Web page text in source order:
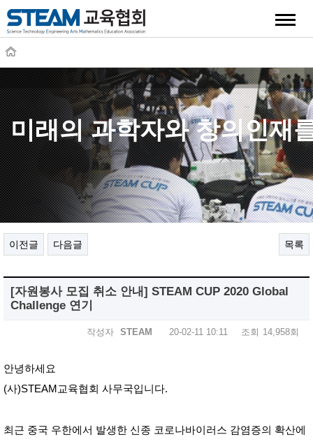
미래의 과학자와 창의인재
이전글 다음글 목록
[자원봉사 모집 취소 안내] STEAM CUP 2020 Global
Challenge 연기
작성자 STEAM 20-02-11 10:11 조회 14,958회
안녕하세요
(사)STEAM교육협회 사무국입니다.
최근 중국 우한에서 발생한 신종 코로나바이러스 감염증의 확산에